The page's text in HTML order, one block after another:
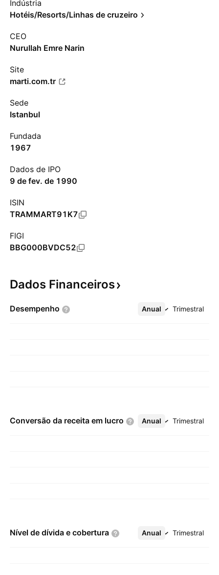
Indústria
Hotéis/Resorts/Linhas de cruzeiro
CEO
Nurullah Emre Narin
Site
marti.com.tr
Sede
Istanbul
Fundada
1967
Dados de IPO
9 de fev. de 1990
ISIN
TRAMMART91K7
FIGI
BBG000BVDC52
Dados Financeiros
Desempenho Anual Trimestral
Mais
Conversão da receita em lucro Anual Trimestral
Mais
Nível de dívida e cobertura Anual Trimestral
Mais